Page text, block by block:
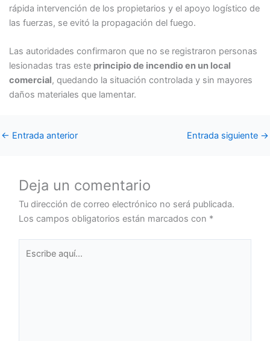
rápida intervención de los propietarios y el apoyo logístico de
las fuerzas, se evitó la propagación del fuego.
Las autoridades confirmaron que no se registraron personas
lesionadas tras este principio de incendio en un local
comercial, quedando la situación controlada y sin mayores
daños materiales que lamentar.
← Entrada anterior Entrada siguiente →
Deja un comentario
Tu dirección de correo electrónico no será publicada.
Los campos obligatorios están marcados con *
aquí...